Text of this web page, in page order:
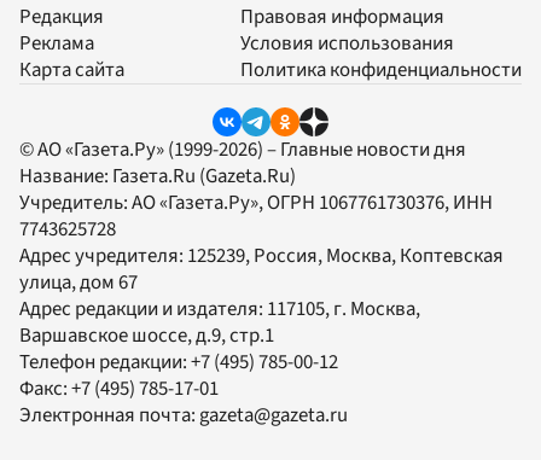
Редакция
Реклама
Карта сайта
Правовая информация
Условия использования
Политика конфиденциальности
© АО «Газета.Ру» (1999-2026) – Главные новости дня
Название: Газета.Ru (Gazeta.Ru)
Учредитель:АО «Газета.Ру», ОГРН 1067761730376, ИНН
7743625728
Адрес учредителя: 125239, Россия, Москва, Коптевская
улица, дом 67
Адрес редакции и издателя: 117105, г. Москва,
Варшавское шоссе, д.9, стр.1
Телефон редакции:+7 (495) 785-00-12
Факс:+7 (495) 785-17-01
Электронная почта:gazeta@gazeta.ru